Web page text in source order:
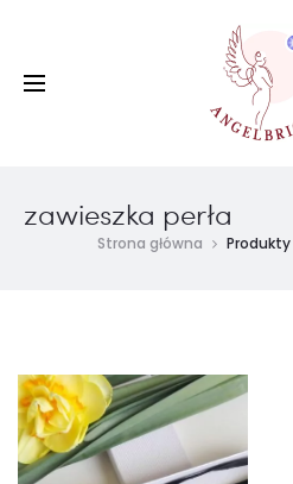
zawieszka perła
Strona główna Produkty